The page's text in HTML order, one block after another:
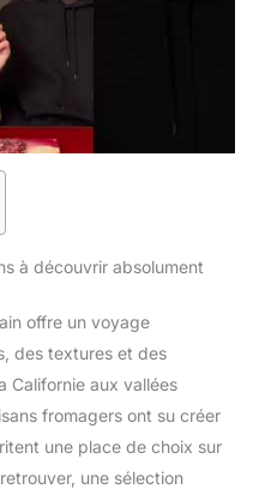
à découvrir absolument
offre un voyage
des textures et des
Californie aux vallées
fromagers ont su créer
une place de choix sur
une sélection